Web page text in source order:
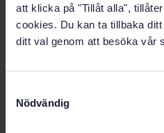
att klicka på "Tillåt alla",
cookies. Du kan ta tillbaka
ditt val genom att besöka vår
Nödvändig
Product information
Language: